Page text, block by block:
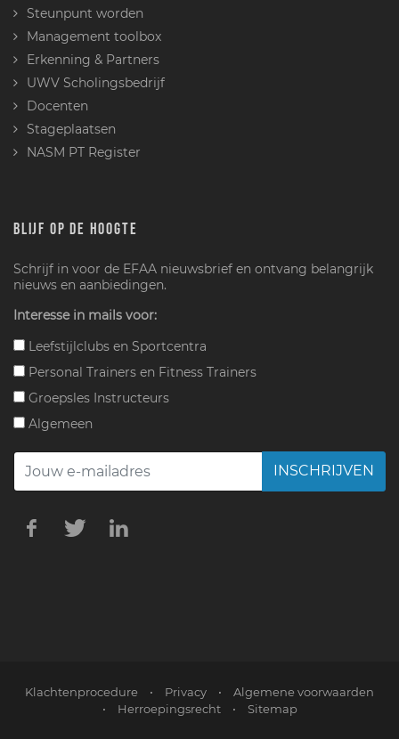
Steunpunt worden
Management toolbox
Erkenning & Partners
UWV Scholingsbedrijf
Docenten
Stageplaatsen
NASM PT Register
BLIJF OP DE HOOGTE
Schrijf in voor de EFAA nieuwsbrief en ontvang belangrijk
nieuws en aanbiedingen.
Interesse in mails voor:
Leefstijlclubs en Sportcentra
Personal Trainers en Fitness Trainers
Groepsles Instructeurs
Algemeen
INSCHRIJVEN
Klachtenprocedure • Privacy •
Algemene voorwaarden
•
Herroepingsrecht • Sitemap